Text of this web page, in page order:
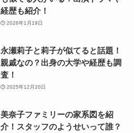
経歴も紹介！
2026年1月19日
永瀬莉子と莉子が似てると話題！
親戚なの？出身の大学や経歴も調
査！
2025年12月20日
美奈子ファミリーの家系図を紹
介！スタッフのようせいって誰？